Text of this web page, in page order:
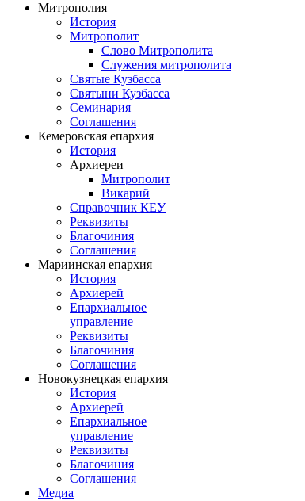
Митрополия
История
Митрополит
Слово Митрополита
Служения митрополита
Святые Кузбасса
Святыни Кузбасса
Семинария
Соглашения
Кемеровская епархия
История
Архиереи
Митрополит
Викарий
Справочник КЕУ
Реквизиты
Благочиния
Соглашения
Мариинская епархия
История
Архиерей
Епархиальное
управление
Реквизиты
Благочиния
Соглашения
Новокузнецкая епархия
История
Архиерей
Епархиальное
управление
Реквизиты
Благочиния
Соглашения
Медиа